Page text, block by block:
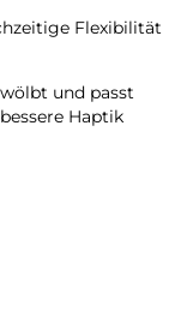
Flexibilität
und passt
Haptik